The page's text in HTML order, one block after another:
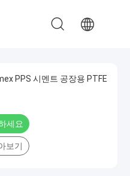
PPS 시멘트 공장용 PTFE
세요
보기